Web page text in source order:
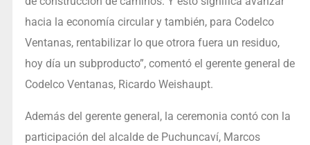
hacia la economía circular y también, para Codelco
Ventanas, rentabilizar lo que otrora fuera un residuo,
hoy día un subproducto”, comentó el gerente general de
Codelco Ventanas, Ricardo Weishaupt.
Además del gerente general, la ceremonia contó con la
participación del alcalde de Puchuncaví, Marcos